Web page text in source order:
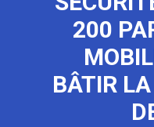
200
BÂTIR